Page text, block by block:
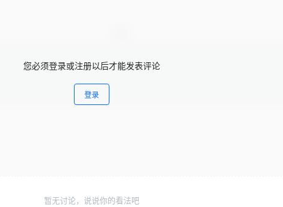
您必须登录或注册以后才能发表评论
登录
暂无讨论，说说你的看法吧